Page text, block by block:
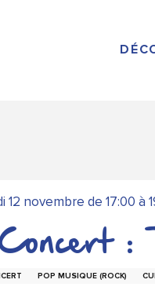
12 novembre de 17:00 à
:
POP MUSIQUE (ROCK)